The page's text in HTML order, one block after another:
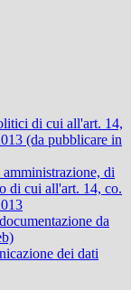
di cui all'art. 14,
(da pubblicare in
di
di cui all'art. 14, co.
da
dei dati